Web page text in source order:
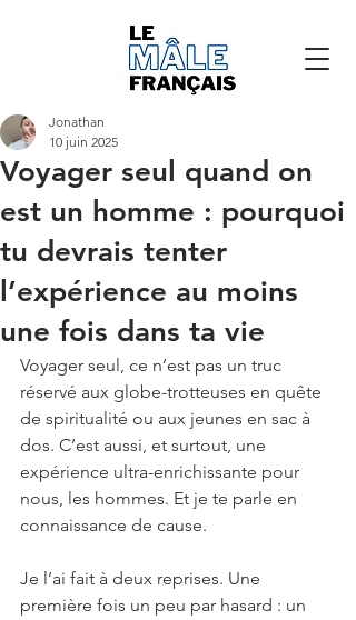
Voyager seul quand on
est un homme : pourquoi
tu devrais tenter
l’expérience au moins
une fois dans ta vie
Jonathan
10 juin 2025
Voyager seul, ce n’est pas un truc
réservé aux globe-trotteuses en quête
de spiritualité ou aux jeunes en sac à
dos. C’est aussi, et surtout, une
expérience ultra-enrichissante pour
nous, les hommes. Et je te parle en
connaissance de cause.
Je l’ai fait à deux reprises. Une
première fois un peu par hasard : un